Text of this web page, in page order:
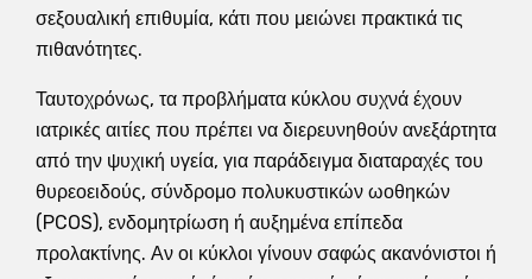
σεξουαλική επιθυμία, κάτι που μειώνει πρακτικά τις
πιθανότητες.
Ταυτοχρόνως, τα προβλήματα κύκλου συχνά έχουν
ιατρικές αιτίες που πρέπει να διερευνηθούν ανεξάρτητα
από την ψυχική υγεία, για παράδειγμα διαταραχές του
θυρεοειδούς, σύνδρομο πολυκυστικών ωοθηκών
(PCOS), ενδομητρίωση ή αυξημένα επίπεδα
προλακτίνης. Αν οι κύκλοι γίνουν σαφώς ακανόνιστοι ή